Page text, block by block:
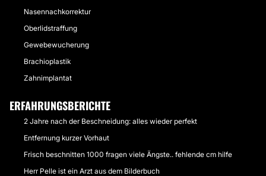
Nasennachkorrektur
Oberlidstraffung
Gewebewucherung
Brachioplastik
Zahnimplantat
ERFAHRUNGSBERICHTE
2 Jahre nach der Beschneidung: alles wieder perfekt
Entfernung kurzer Vorhaut
Frisch beschnitten 1000 fragen viele Ängste.. fehlende cm hilfe
Herr Pelle ist ein Arzt aus dem Bilderbuch